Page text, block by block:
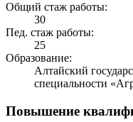
Общий стаж работы:
30
Пед. стаж работы:
25
Образование:
Алтайский
специальности
Повышение